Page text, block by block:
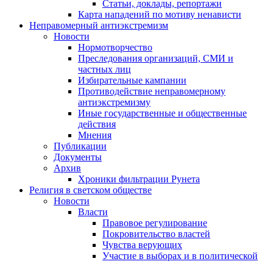
Статьи, доклады, репортажи
Карта нападений по мотиву ненависти
Неправомерный антиэкстремизм
Новости
Нормотворчество
Преследования организаций, СМИ и
частных лиц
Избирательные кампании
Противодействие неправомерному
антиэкстремизму
Иные государственные и общественные
действия
Мнения
Публикации
Документы
Архив
Хроники фильтрации Рунета
Религия в светском обществе
Новости
Власти
Правовое регулирование
Покровительство властей
Чувства верующих
Участие в выборах и в политической